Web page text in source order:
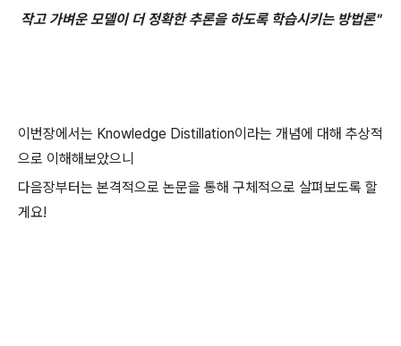
작고 가벼운 모델이 더 정확한 추론을 하도록 학습시키는 방법론"
이번장에서는 Knowledge Distillation이라는 개념에 대해 추상적
으로 이해해보았으니
다음장부터는 본격적으로 논문을 통해 구체적으로 살펴보도록 할
게요!